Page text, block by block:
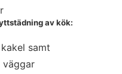
av kök:
samt
väggar